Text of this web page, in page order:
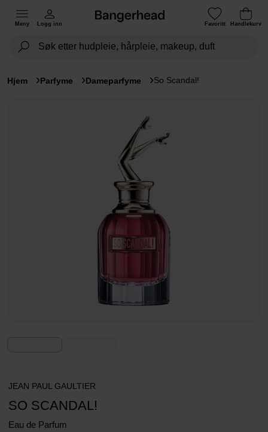
Meny Logg inn Favoritt Handlekurv
Hjem Parfyme Dameparfyme So Scandal!
JEAN PAUL GAULTIER
SO SCANDAL!
Eau de Parfum